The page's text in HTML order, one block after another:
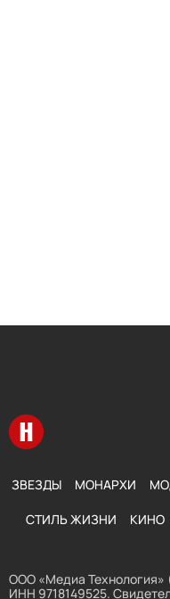
Перейти на главную
ЗВЕЗДЫ МОНАРХИ
СТИЛЬ ЖИЗНИ КИНО
ООО «Медиа Технология»
ИНН 9718149525.